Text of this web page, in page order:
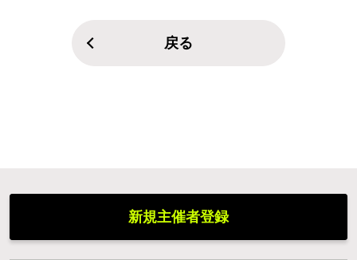
戻る
新規主催者登録